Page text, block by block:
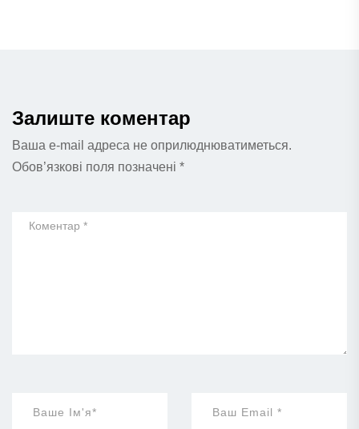
Залиште коментар
Ваша e-mail адреса не оприлюднюватиметься.
Обов’язкові поля позначені *